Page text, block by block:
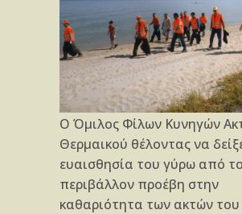
Ο Όμιλος Φίλων Κυνηγών
Θερμαικού θέλοντας να
ευαισθησία του γύρω από το
περιβάλλον προέβη στην
καθαριότητα των ακτών